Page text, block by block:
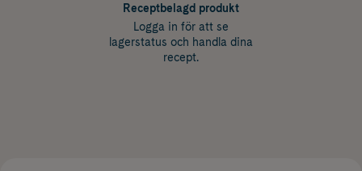
Receptbelagd produkt
Logga in för att se
lagerstatus och handla dina
recept.